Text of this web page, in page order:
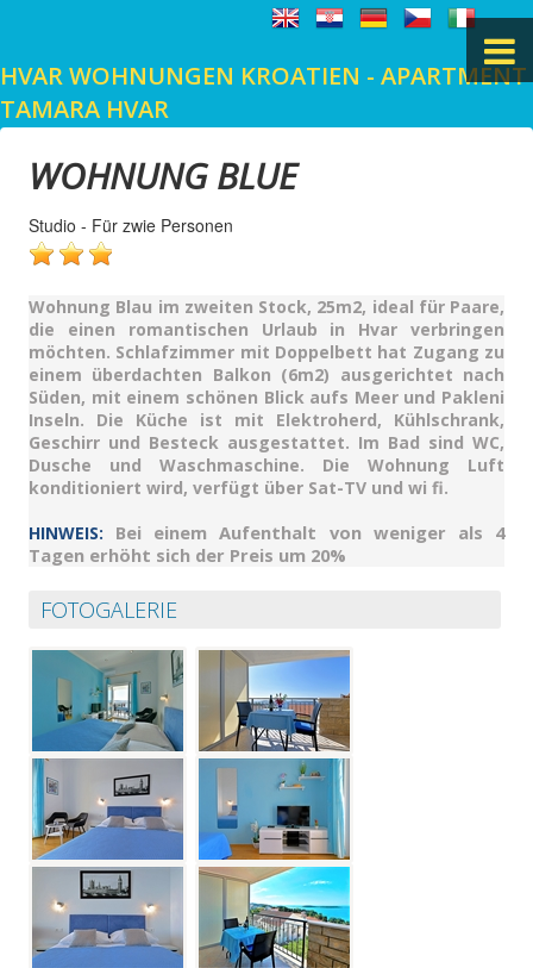
HVAR WOHNUNGEN KROATIEN - APARTMENT
TAMARA HVAR
FOTOGALERIE
GÄSTEBUCH
WOHNUNG BLUE
Studio - Für zwie Personen
Wohnung Blau im zweiten Stock, 25m2, ideal für Paare,
die einen romantischen Urlaub in Hvar verbringen
möchten. Schlafzimmer mit Doppelbett hat Zugang zu
einem überdachten Balkon (6m2) ausgerichtet nach
Süden, mit einem schönen Blick aufs Meer und Pakleni
Inseln. Die Küche ist mit Elektroherd, Kühlschrank,
Geschirr und Besteck ausgestattet. Im Bad sind WC,
Dusche und Waschmaschine. Die Wohnung Luft
konditioniert wird, verfügt über Sat-TV und wi fi.
HINWEIS: Bei einem Aufenthalt von weniger als 4
Tagen erhöht sich der Preis um 20%
FOTOGALERIE
LINKOVI & KONTAKT